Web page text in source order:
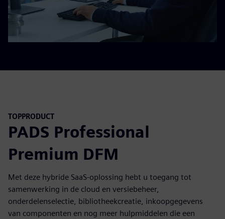
TOPPRODUCT
PADS Professional
Premium DFM
Met deze hybride SaaS-oplossing hebt u toegang tot
samenwerking in de cloud en versiebeheer,
onderdelenselectie, bibliotheekcreatie, inkoopgegevens
van componenten en nog meer hulpmiddelen die een